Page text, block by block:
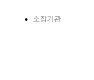
소장기관